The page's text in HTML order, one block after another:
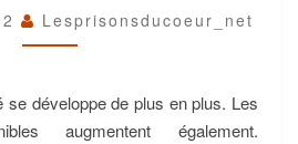
MONNAIES
?
Lesprisonsducoeur_net
se développe de plus en plus. Les
augmentent également.